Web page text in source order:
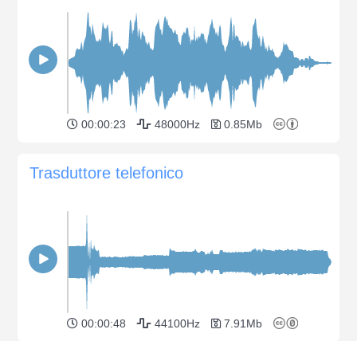
00:00:23 48000Hz 0.85Mb
Trasduttore telefonico
00:00:48 44100Hz 7.91Mb